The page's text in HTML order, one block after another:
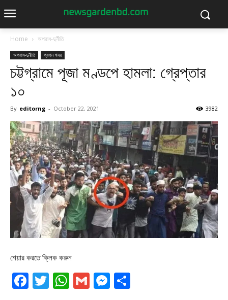
Home অপরাধ-দুর্নীতি
অপরাধ-দুর্নীতি প্রধান খবর
চট্টগ্রামে পূজা মণ্ডপে হামলা: গ্রেপ্তার
১০
By editorng - October 22, 2021 3982
শেয়ার করতে ক্লিক করুন
Facebook
Twitter
WhatsApp
GmailMessenger